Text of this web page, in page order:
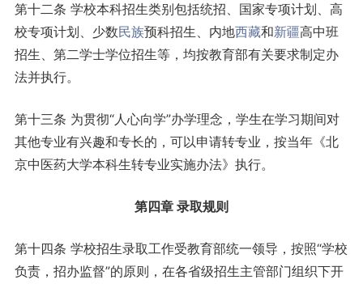
第十二条 学校本科招生类别包括统招、国家专项计划、高
校专项计划、少数民族预科招生、内地西藏和新疆高中班
招生、第二学士学位招生等，均按教育部有关要求制定办
法并执行。
第十三条 为贯彻“人心向学”办学理念，学生在学习期间对
其他专业有兴趣和专长的，可以申请转专业，按当年《北
京中医药大学本科生转专业实施办法》执行。
第四章 录取规则
第十四条 学校招生录取工作受教育部统一领导，按照“学校
负责，招办监督”的原则，在各省级招生主管部门组织下开